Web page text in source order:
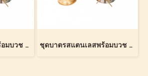
ชุดบาตรสแตนเลสพร้อมบวช ขนาด 8 นิ้ว (Stainless Steel Monk Bowl Ordination Set 8 inches) ชุดบาตรสแตนเลสพร้อมบวช ขนาด 7 นิ้ว (Stainless Steel Monk Bowl Ordination Set 7 inches)